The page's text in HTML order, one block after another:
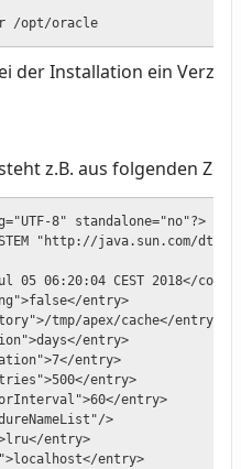
/opt/oracle
der Installation ein
z.B. aus folgenden
8" standalone="no"?>
"http://java.sun.com/dtd/
05 06:20:04 CEST 2018</
entry>
tmp/apex/cache</entry>
entry>
entry>
entry>
entry>
>
entry>
entry>